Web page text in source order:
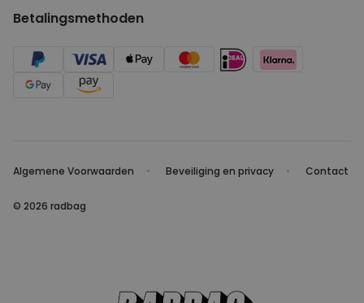
Betalingsmethoden
Algemene Voorwaarden Beveiliging en privacy Contact
© 2026 radbag